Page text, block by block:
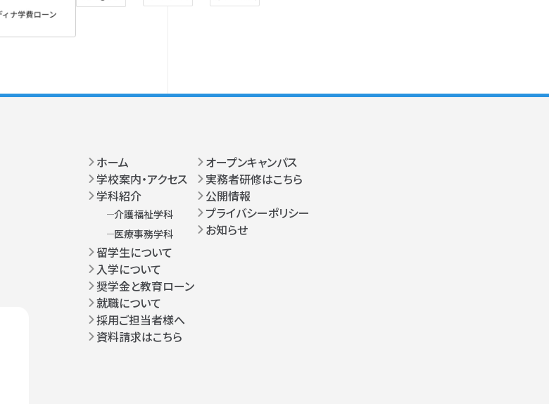
ホーム
学校案内・アクセス
学科紹介
介護福祉学科
医療事務学科
留学生について
入学について
奨学金と教育ローン
就職について
採用ご担当者様へ
資料請求はこちら
オープンキャンパス
実務者研修はこちら
公開情報
プライバシーポリシー
お知らせ